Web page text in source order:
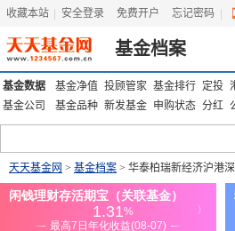
收藏本站 安全登录 免费开户 忘记密码
基金档案
基金数据 基金净值 投顾管家 基金排行 定投
基金公司
基金品种 新发基金 申购状态 分红
天天基金网 > 基金档案 > 华泰柏瑞新经济沪港